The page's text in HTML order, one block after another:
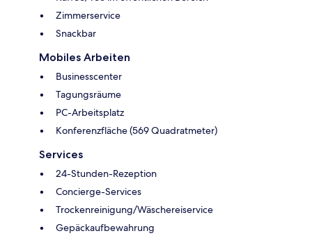
Zimmerservice
Snackbar
Mobiles Arbeiten
Businesscenter
Tagungsräume
PC-Arbeitsplatz
Konferenzfläche (569 Quadratmeter)
Services
24-Stunden-Rezeption
Concierge-Services
Trockenreinigung/Wäschereiservice
Gepäckaufbewahrung